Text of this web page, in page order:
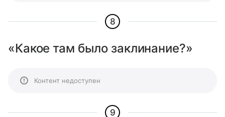
8
«Какое там было заклинание?»
Контент недоступен
9